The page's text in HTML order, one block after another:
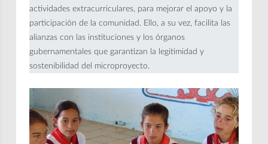
actividades extracurriculares, para mejorar el apoyo y la
participación de la comunidad. Ello, a su vez, facilita las
alianzas con las instituciones y los órganos
gubernamentales que garantizan la legitimidad y
sostenibilidad del microproyecto.